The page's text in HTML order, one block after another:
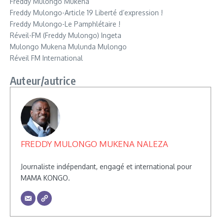
Freddy Mulongo-Article 19 Liberté d’expression !
Freddy Mulongo-Le Pamphlétaire !
Réveil-FM (Freddy Mulongo) Ingeta
Mulongo Mukena Mulunda Mulongo
Réveil FM International
Auteur/autrice
FREDDY MULONGO MUKENA NALEZA
Journaliste indépendant, engagé et international pour
MAMA KONGO.